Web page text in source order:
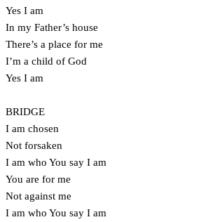
Yes I am
In my Father’s house
There’s a place for me
I’m a child of God
Yes I am
BRIDGE
I am chosen
Not forsaken
I am who You say I am
You are for me
Not against me
I am who You say I am